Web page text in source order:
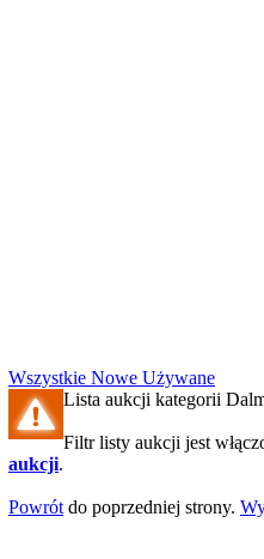
Wszystkie Nowe Używane
Lista aukcji kategorii
Filtr listy aukcji jest
aukcji.
Powrót do poprzedniej strony.